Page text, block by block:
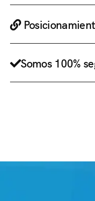
Somos 100%